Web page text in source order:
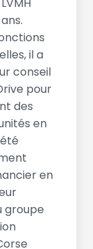
il a
conseil
pour
des
en
en
groupe